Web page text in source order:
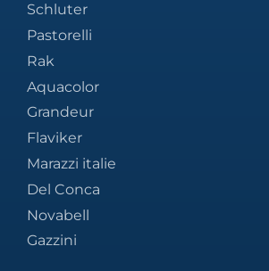
Schluter
Pastorelli
Rak
Aquacolor
Grandeur
Flaviker
Marazzi italie
Del Conca
Novabell
Gazzini